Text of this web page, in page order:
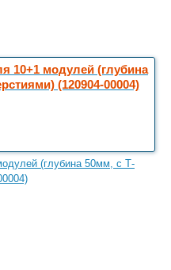
(глубина 50мм, с Т-